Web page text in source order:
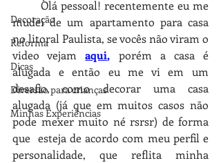
Decoração
Reforma
Dicas
Diversão para crianças
Minhas Experiências
mudei de um apartamento para casa
no litoral Paulista, se vocês não viram o
video vejam aqui, porém a casa é
alugada e então eu me vi em um
desafio, como decorar uma casa
alugada (já que em muitos casos não
pode mexer muito né rsrsr) de forma
que  esteja de acordo com meu perfil e
personalidade, que reflita minha